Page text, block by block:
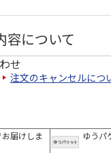
容について
せ
注文のキャンセルにつ
届けしま
ゆうパ